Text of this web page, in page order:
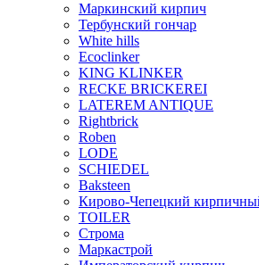
Маркинский кирпич
Тербунский гончар
White hills
Ecoclinker
KING KLINKER
RECKE BRICKEREI
LATEREM ANTIQUE
Rightbrick
Roben
LODE
SCHIEDEL
Baksteen
Кирово-Чепецкий
TOILER
Строма
Маркастрой